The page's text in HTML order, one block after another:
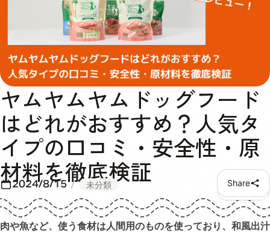
ヤムヤムヤムドッグフード
はどれがおすすめ？人気タ
イプの口コミ・安全性・原
材料を徹底検証
2024/8/15 未分類 Share
肉や魚など、使う食材は人間用のものを使っており、和風出汁